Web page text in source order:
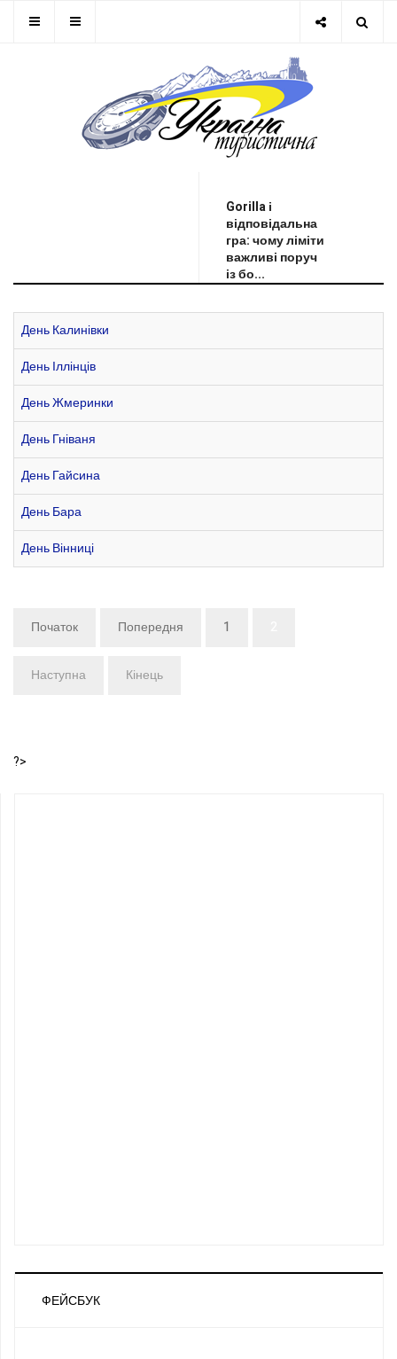
Gorilla і
відповідальна
гра: чому ліміти
важливі поруч
із бо...
День Калинівки
День Іллінців
День Жмеринки
День Гніваня
День Гайсина
День Бара
День Вінниці
Початок Попередня 1
Наступна Кінець
?>
ФЕЙСБУК